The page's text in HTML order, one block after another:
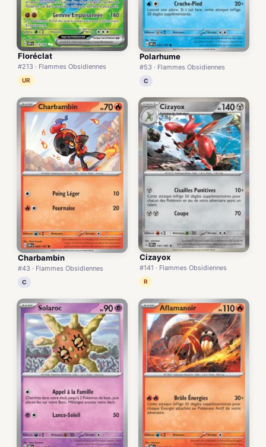
Floréclat
#213 · Flammes Obsidiennes
UR
Polarhume
#53 · Flammes Obsidiennes
C
Charbambin
#43 · Flammes Obsidiennes
C
Cizayox
#141 · Flammes Obsidiennes
R